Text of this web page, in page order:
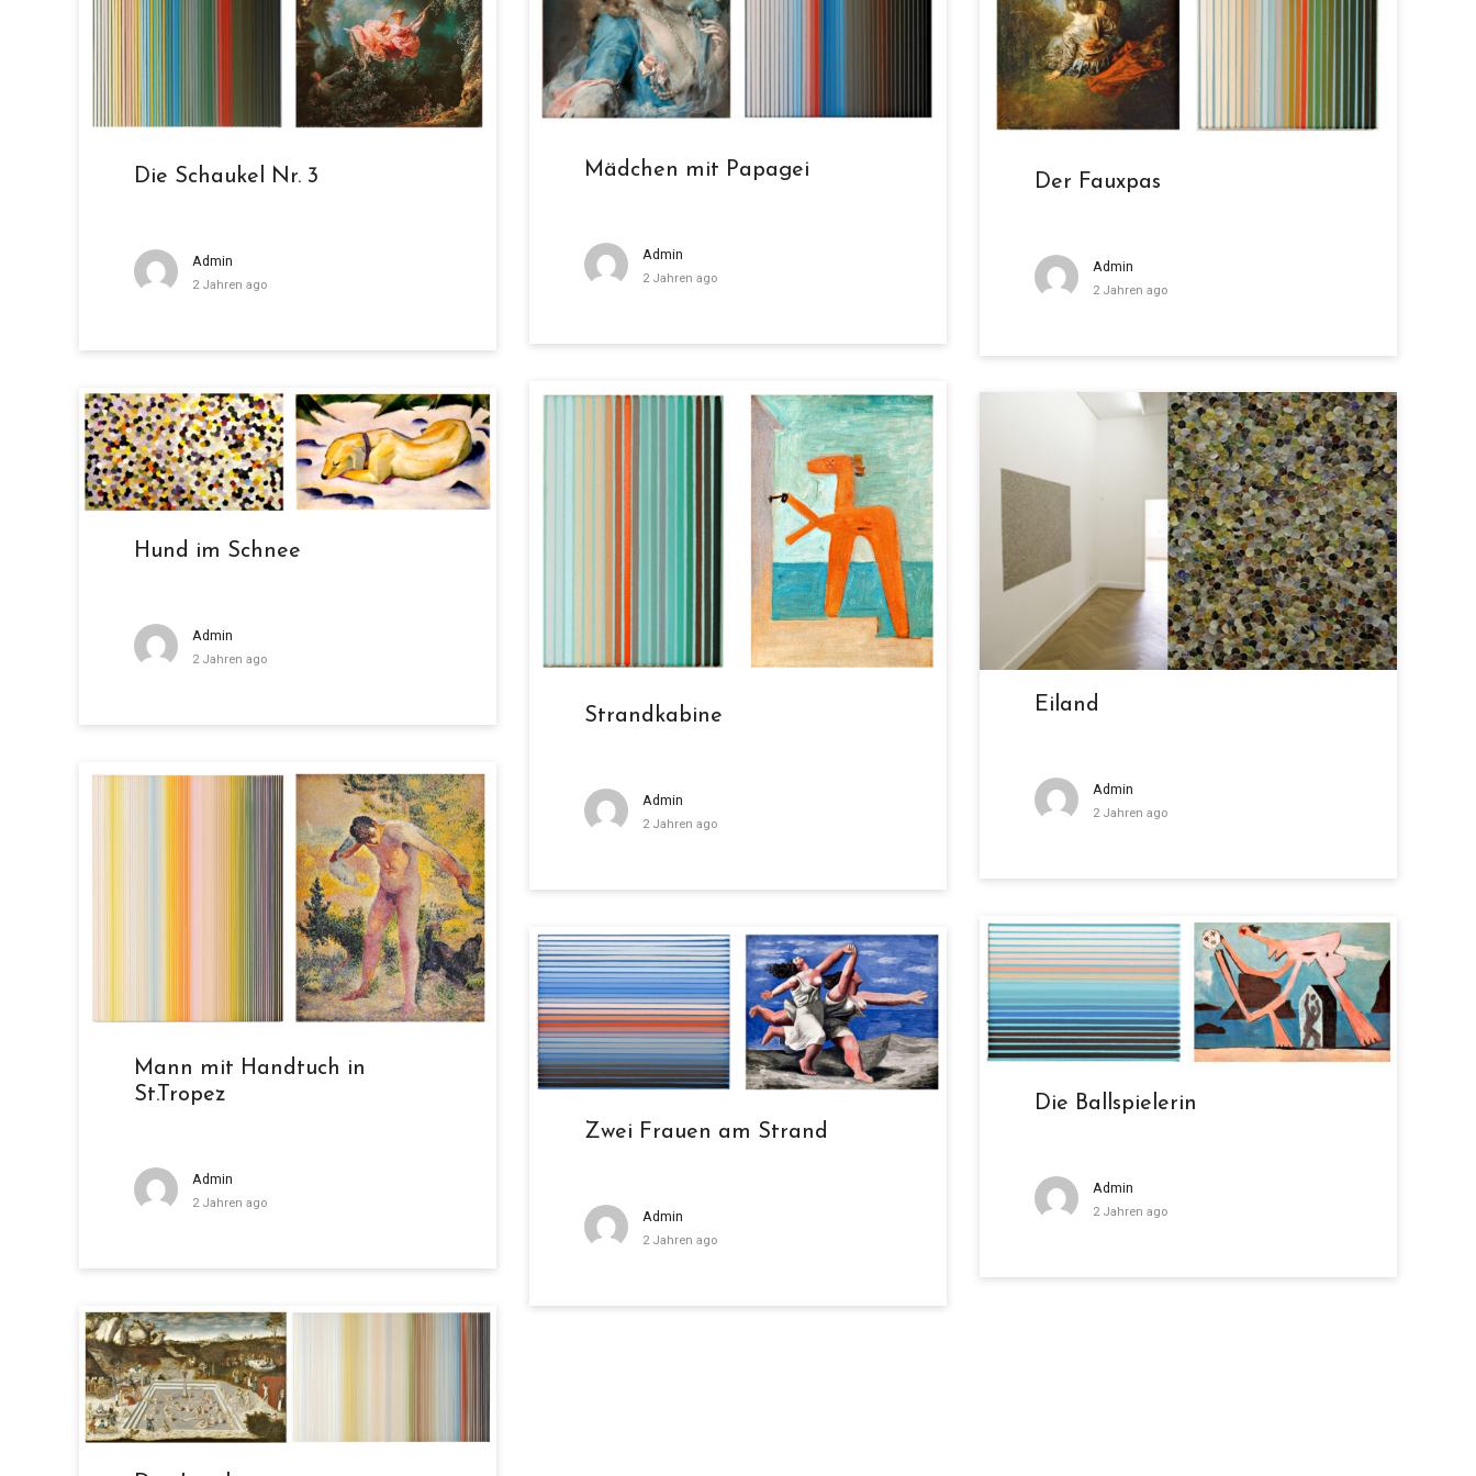
Die Schaukel Nr. 3
Admin
2 Jahren ago
Mädchen mit Papagei
Admin
2 Jahren ago
Der Fauxpas
Admin
2 Jahren ago
Strandkabine
Admin
2 Jahren ago
Hund im Schnee
Admin
2 Jahren ago
Eiland
Admin
2 Jahren ago
Mann mit Handtuch in
St.Tropez
Admin
2 Jahren ago
Die Ballspielerin
Admin
2 Jahren ago
Zwei Frauen am Strand
Admin
2 Jahren ago